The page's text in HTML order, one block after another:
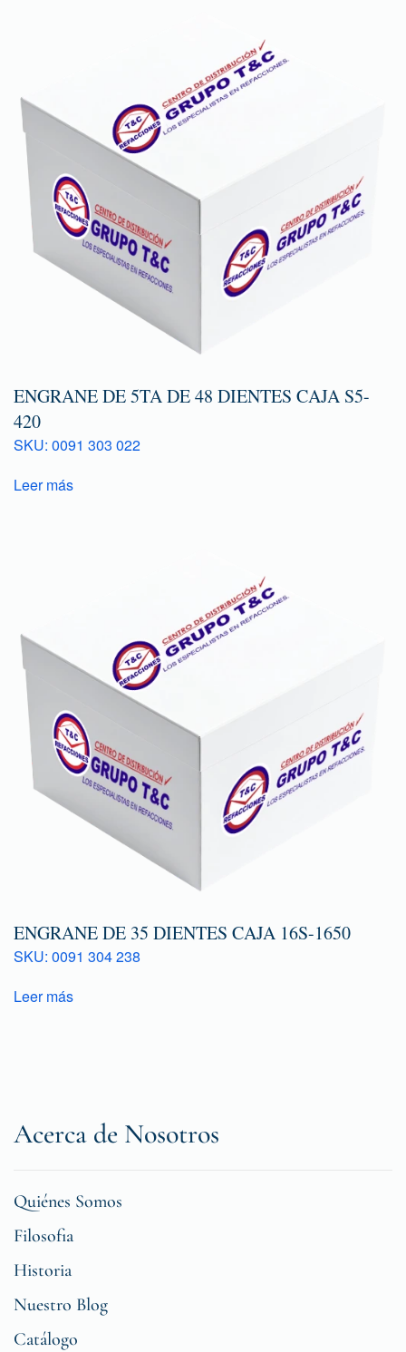
ENGRANE DE 5TA DE 48 DIENTES CAJA S5-
420
SKU: 0091 303 022
Leer más
ENGRANE DE 35 DIENTES CAJA 16S-1650
SKU: 0091 304 238
Leer más
Acerca de Nosotros
Quiénes Somos
Filosofia
Historia
Nuestro Blog
Catálogo